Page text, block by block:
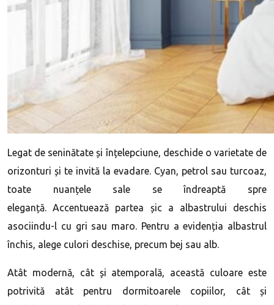
Legat de seninătate și înțelepciune, deschide o varietate de
orizonturi și te invită la evadare. Cyan, petrol sau turcoaz,
toate nuanțele sale se îndreaptă spre
eleganță. Accentuează partea șic a albastrului deschis
asociindu-l cu gri sau maro. Pentru a evidenția albastrul
închis, alege culori deschise, precum bej sau alb.
Atât modernă, cât și atemporală, această culoare este
potrivită atât pentru dormitoarele copiilor, cât și